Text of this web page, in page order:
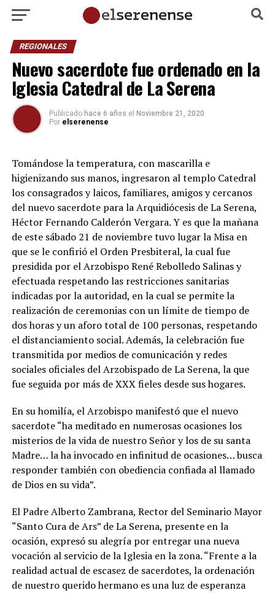
REGIONALES
Nuevo sacerdote fue ordenado en la
Iglesia Catedral de La Serena
Publicado hace 6 años el Noviembre 21, 2020
Por elserenense
Tomándose la temperatura, con mascarilla e
higienizando sus manos, ingresaron al templo Catedral
los consagrados y laicos, familiares, amigos y cercanos
del nuevo sacerdote para la Arquidiócesis de La Serena,
Héctor Fernando Calderón Vergara. Y es que la mañana
de este sábado 21 de noviembre tuvo lugar la Misa en
que se le confirió el Orden Presbiteral, la cual fue
presidida por el Arzobispo René Rebolledo Salinas y
efectuada respetando las restricciones sanitarias
indicadas por la autoridad, en la cual se permite la
realización de ceremonias con un límite de tiempo de
dos horas y un aforo total de 100 personas, respetando
el distanciamiento social. Además, la celebración fue
transmitida por medios de comunicación y redes
sociales oficiales del Arzobispado de La Serena, la que
fue seguida por más de XXX fieles desde sus hogares.
En su homilía, el Arzobispo manifestó que el nuevo
sacerdote “ha meditado en numerosas ocasiones los
misterios de la vida de nuestro Señor y los de su santa
Madre… la ha invocado en infinitud de ocasiones… busca
responder también con obediencia confiada al llamado
de Dios en su vida”.
El Padre Alberto Zambrana, Rector del Seminario Mayor
“Santo Cura de Ars” de La Serena, presente en la
ocasión, expresó su alegría por entregar una nueva
vocación al servicio de la Iglesia en la zona. “Frente a la
realidad actual de escasez de sacerdotes, la ordenación
de nuestro querido hermano es una luz de esperanza